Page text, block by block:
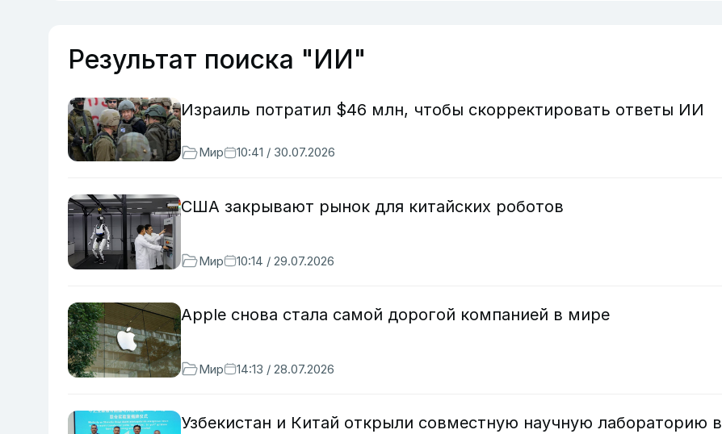
Результат поиска "ИИ"
Израиль потратил $46 млн, чтобы скорректировать ответы ИИ
Мир 10:41 / 30.07.2026
США закрывают рынок для китайских роботов
Мир 10:14 / 29.07.2026
Apple снова стала самой дорогой компанией в мире
Мир 14:13 / 28.07.2026
Узбекистан и Китай открыли совместную научную лабораторию в